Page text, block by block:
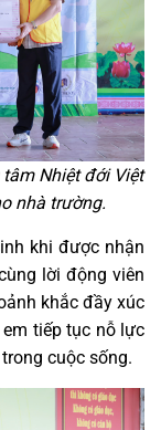
Nhiệt đới Việt
nhà trường.
khi được nhận
lời động viên
khắc đầy xúc
tiếp tục nỗ lực
cuộc sống.